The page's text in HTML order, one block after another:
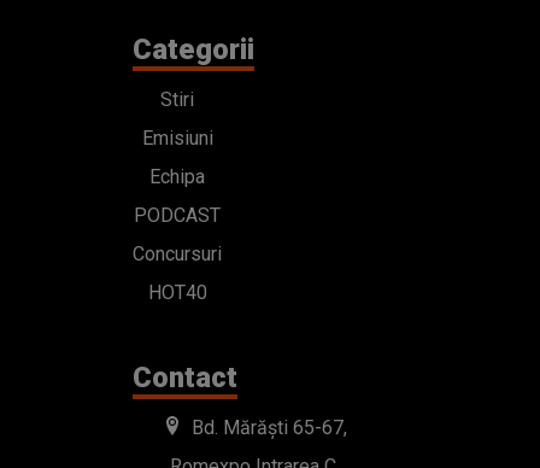
Categorii
Stiri
Emisiuni
Echipa
PODCAST
Concursuri
HOT40
Contact
Bd. Mărăști 65-67,